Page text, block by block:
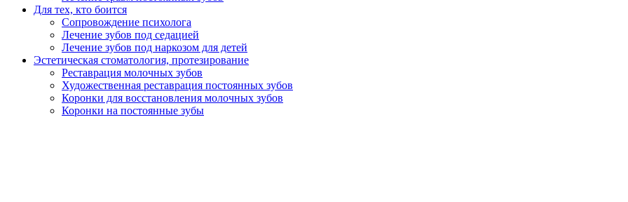
Для тех, кто боится
Сопровождение психолога
Лечение зубов под седацией
Лечение зубов под наркозом для детей
Эстетическая стоматология, протезирование
Реставрация молочных зубов
Художественная реставрация постоянных зубов
Коронки для восстановления молочных зубов
Коронки на постоянные зубы